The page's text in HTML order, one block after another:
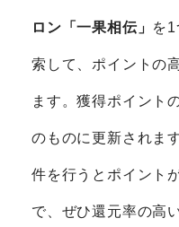
ロン「一果相伝」 を
索して、ポイントの
ます。獲得ポイント
のものに更新されま
件を行うとポイント
で、ぜひ還元率の高